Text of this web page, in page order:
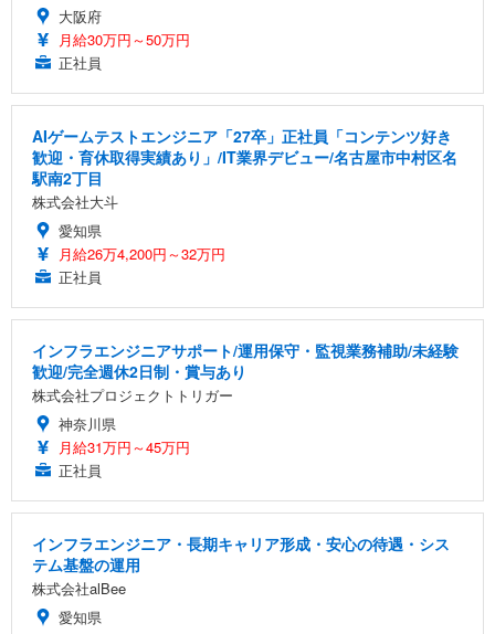
大阪府
月給30万円～50万円
正社員
AIゲームテストエンジニア「27卒」正社員「コンテンツ好き
歓迎・育休取得実績あり」/IT業界デビュー/名古屋市中村区名
駅南2丁目
株式会社大斗
愛知県
月給26万4,200円～32万円
正社員
インフラエンジニアサポート/運用保守・監視業務補助/未経験
歓迎/完全週休2日制・賞与あり
株式会社プロジェクトトリガー
神奈川県
月給31万円～45万円
正社員
インフラエンジニア・長期キャリア形成・安心の待遇・シス
テム基盤の運用
株式会社alBee
愛知県